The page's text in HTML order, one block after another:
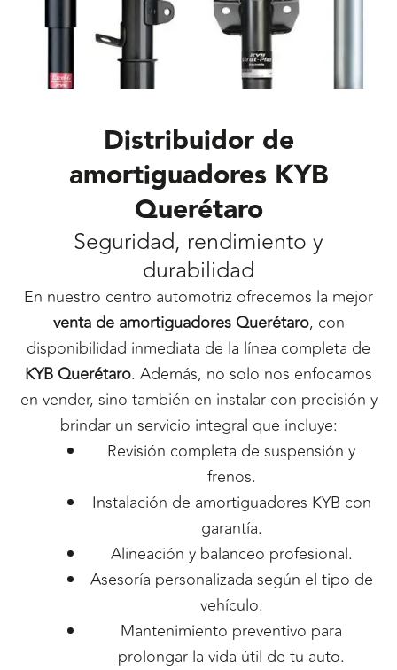
Distribuidor de
amortiguadores KYB
Querétaro
Seguridad, rendimiento y
durabilidad
En nuestro centro automotriz ofrecemos la mejor
venta de amortiguadores Querétaro, con
disponibilidad inmediata de la línea completa de
KYB Querétaro. Además, no solo nos enfocamos
en vender, sino también en instalar con precisión y
brindar un servicio integral que incluye:
Revisión completa de suspensión y
frenos.
Instalación de amortiguadores KYB con
garantía.
Alineación y balanceo profesional.
Asesoría personalizada según el tipo de
vehículo.
Mantenimiento preventivo para
prolongar la vida útil de tu auto.